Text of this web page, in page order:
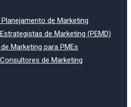
de Marketing
de Marketing (PEMD)
Marketing para PMEs
de Marketing